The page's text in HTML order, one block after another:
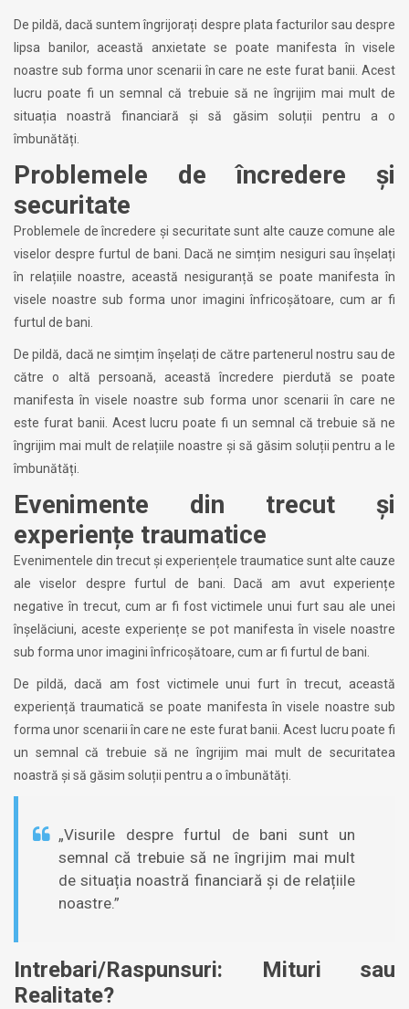
De pildă, dacă suntem îngrijorați despre plata facturilor sau despre
lipsa banilor, această anxietate se poate manifesta în visele
noastre sub forma unor scenarii în care ne este furat banii. Acest
lucru poate fi un semnal că trebuie să ne îngrijim mai mult de
situația noastră financiară și să găsim soluții pentru a o
îmbunătăți.
Problemele de încredere și
securitate
Problemele de încredere și securitate sunt alte cauze comune ale
viselor despre furtul de bani. Dacă ne simțim nesiguri sau înșelați
în relațiile noastre, această nesiguranță se poate manifesta în
visele noastre sub forma unor imagini înfricoșătoare, cum ar fi
furtul de bani.
De pildă, dacă ne simțim înșelați de către partenerul nostru sau de
către o altă persoană, această încredere pierdută se poate
manifesta în visele noastre sub forma unor scenarii în care ne
este furat banii. Acest lucru poate fi un semnal că trebuie să ne
îngrijim mai mult de relațiile noastre și să găsim soluții pentru a le
îmbunătăți.
Evenimente din trecut și
experiențe traumatice
Evenimentele din trecut și experiențele traumatice sunt alte cauze
ale viselor despre furtul de bani. Dacă am avut experiențe
negative în trecut, cum ar fi fost victimele unui furt sau ale unei
înșelăciuni, aceste experiențe se pot manifesta în visele noastre
sub forma unor imagini înfricoșătoare, cum ar fi furtul de bani.
De pildă, dacă am fost victimele unui furt în trecut, această
experiență traumatică se poate manifesta în visele noastre sub
forma unor scenarii în care ne este furat banii. Acest lucru poate fi
un semnal că trebuie să ne îngrijim mai mult de securitatea
noastră și să găsim soluții pentru a o îmbunătăți.
„Visurile despre furtul de bani sunt un
semnal că trebuie să ne îngrijim mai mult
de situația noastră financiară și de relațiile
noastre.”
Intrebari/Raspunsuri: Mituri sau
Realitate?